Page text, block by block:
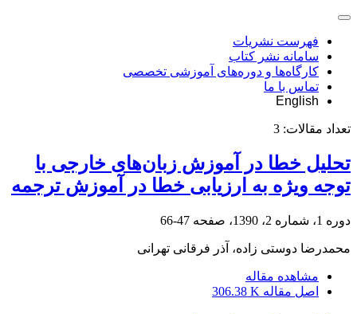
فهرست نشریات
سامانه نشر کتاب
کارگاه‌ها و دوره‌های آموزشی تخصصی
تماس با ما
English
تعداد مقالات: 3
تحلیل خطا در آموزش زبان‌های خارجی با
توجه ویژه به ارزیابی خطا در آموزش ترجمه
دوره 1، شماره 2، 1390، صفحه 47-66
محمدرضا دوستی زاده، آذر فرقانی تهرانی
مشاهده مقاله
اصل مقاله 306.38 K